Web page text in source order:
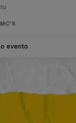
evento